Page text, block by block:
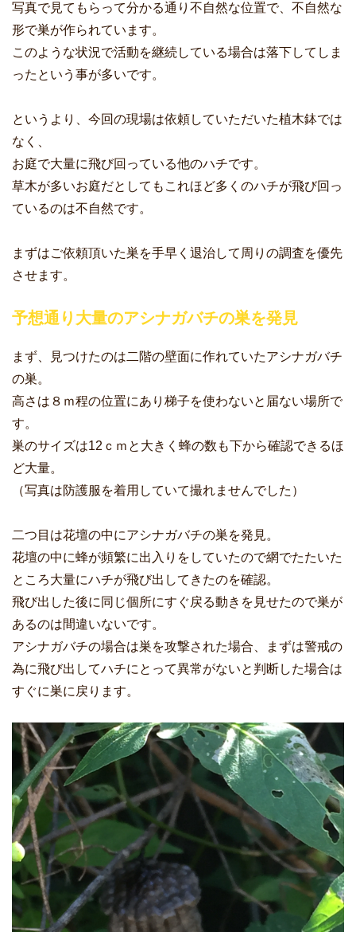
写真で見てもらって分かる通り不自然な位置で、不自然な
形で巣が作られています。
このような状況で活動を継続している場合は落下してしま
ったという事が多いです。
というより、今回の現場は依頼していただいた植木鉢では
なく、
お庭で大量に飛び回っている他のハチです。
草木が多いお庭だとしてもこれほど多くのハチが飛び回っ
ているのは不自然です。
まずはご依頼頂いた巣を手早く退治して周りの調査を優先
させます。
予想通り大量のアシナガバチの巣を発見
まず、見つけたのは二階の壁面に作れていたアシナガバチ
の巣。
高さは８ｍ程の位置にあり梯子を使わないと届ない場所で
す。
巣のサイズは12ｃｍと大きく蜂の数も下から確認できるほ
ど大量。
（写真は防護服を着用していて撮れませんでした）
二つ目は花壇の中にアシナガバチの巣を発見。
花壇の中に蜂が頻繁に出入りをしていたので網でたたいた
ところ大量にハチが飛び出してきたのを確認。
飛び出した後に同じ個所にすぐ戻る動きを見せたので巣が
あるのは間違いないです。
アシナガバチの場合は巣を攻撃された場合、まずは警戒の
為に飛び出してハチにとって異常がないと判断した場合は
すぐに巣に戻ります。